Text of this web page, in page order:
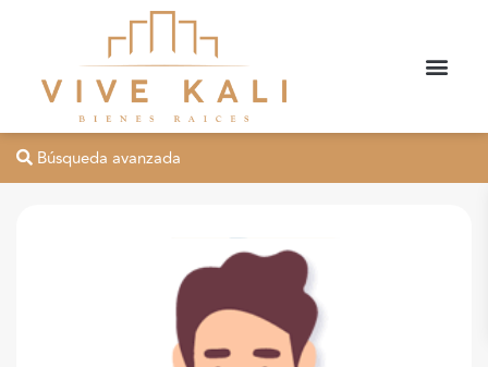
Búsqueda avanzada